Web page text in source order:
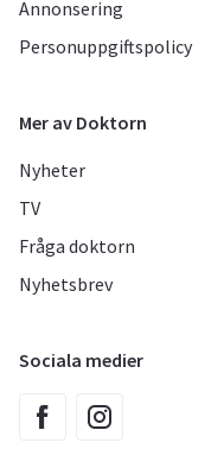
Annonsering
Personuppgiftspolicy
Mer av Doktorn
Nyheter
TV
Fråga doktorn
Nyhetsbrev
Sociala medier